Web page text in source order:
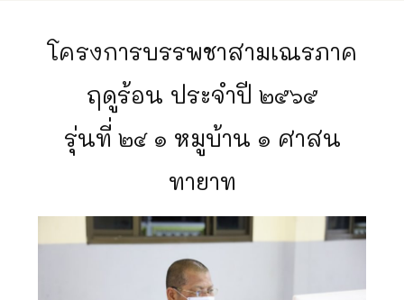
โครงการบรรพชาสามเณรภาค
ฤดูร้อน ประจำปี ๒๕๖๕
รุ่นที่ ๒๔ ๑ หมูบ้าน ๑ ศาสน
ทายาท